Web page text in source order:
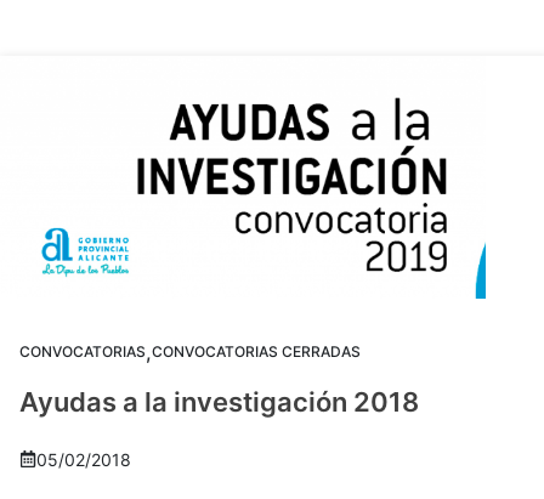
CONVOCATORIAS,CONVOCATORIAS CERRADAS
Ayudas a la investigación 2018
05/02/2018